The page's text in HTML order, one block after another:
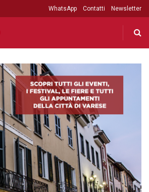
WhatsApp Contatti Newsletter